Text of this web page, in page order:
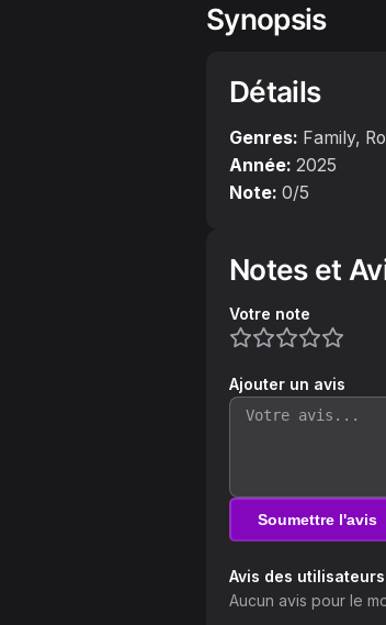
Synopsis
Détails
Genres: Family,
Année: 2025
Note: 0/5
Notes et
Votre note
Ajouter un avis
Soumettre l'avis
Avis des utilisateurs
Aucun avis pour le